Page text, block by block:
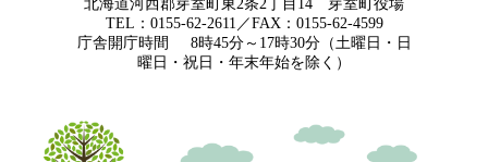
北海道河西郡芽室町東2条2丁目14 芽室町役場
TEL：0155-62-2611／FAX：0155-62-4599
庁舎開庁時間
8時45分～17時30分（土曜日・日
曜日・祝日・年末年始を除く）